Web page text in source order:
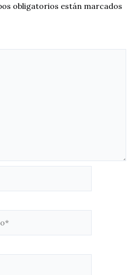
obligatorios están marcados